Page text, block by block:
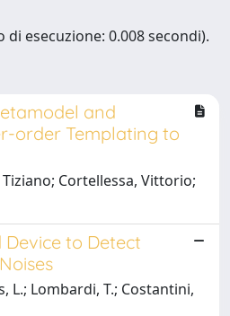
di esecuzione: 0.008 secondi).
and
order Templating to
Cortellessa, Vittorio;
to Detect
L.; Lombardi, T.; Costantini,